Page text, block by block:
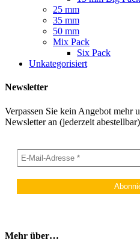
25 mm
35 mm
50 mm
Mix Pack
Six Pack
Unkategorisiert
Newsletter
Verpassen Sie kein Angebot mehr
Newsletter an (jederzeit abestellbar)
Mehr über…